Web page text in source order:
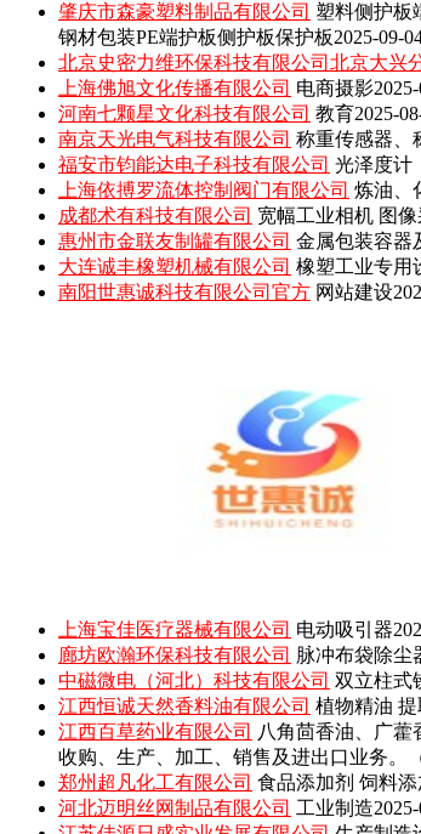
肇庆市森豪塑料制品有限公司 塑料侧护板
钢材包装PE端护板侧护板保护板2025-09-
北京史密力维环保科技有限公司北京大兴
上海佛旭文化传播有限公司 电商摄影
河南七颗星文化科技有限公司 教育2025-
南京天光电气科技有限公司 称重传感器、
福安市钧能达电子科技有限公司 光泽度计
上海依搏罗流体控制阀门有限公司 炼油、
成都术有科技有限公司 宽幅工业相机 图
惠州市金联友制罐有限公司 金属包装容器
大连诚丰橡塑机械有限公司 橡塑工业专用
南阳世惠诚科技有限公司官方 网站建设
上海宝佳医疗器械有限公司 电动吸引器
廊坊欧瀚环保科技有限公司 脉冲布袋除尘
中磁微电（河北）科技有限公司 双立柱式
江西恒诚天然香料油有限公司 植物精油
江西百草药业有限公司
八角茴香油、广
收购、生产、加工、销售及进出口业务。
郑州超凡化工有限公司 食品添加剂 饲料添
河北迈明丝网制品有限公司 工业制造